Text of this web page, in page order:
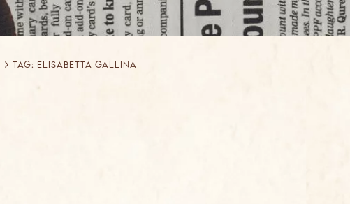
Tag: elisabetta gallina